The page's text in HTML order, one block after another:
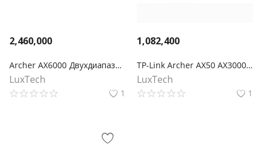
2,460,000
Archer AX6000 Двухдиапазонный гигабитный роутер Wi‑Fi AX6000 с поддержкой Mesh
LuxTech
1
1,082,400
TP-Link Archer AX50 AX3000 Двухдиапазонный гигабитный Wi‑Fi 6 роутер
LuxTech
1